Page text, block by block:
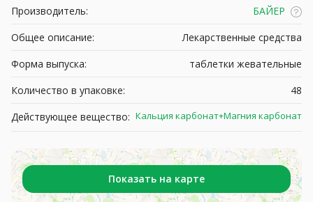
Производитель:
БАЙЕР
Общее описание:
Лекарственные средства
Форма выпуска:
таблетки жевательные
Количество в упаковке:
48
Действующее вещество: Кальция карбонат+Магния карбонат
Показать на карте